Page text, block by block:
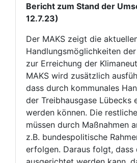
Bericht zum Stand der
12.7.23)
Der MAKS zeigt die
Handlungsmöglichkeiten
zur Erreichung der
MAKS wird zusätzlich
dass durch kommunales
der Treibhausgase Lübecks
werden können. Die
müssen durch Maßnahmen
z.B. bundespolitische
erfolgen. Daraus folgt, dass